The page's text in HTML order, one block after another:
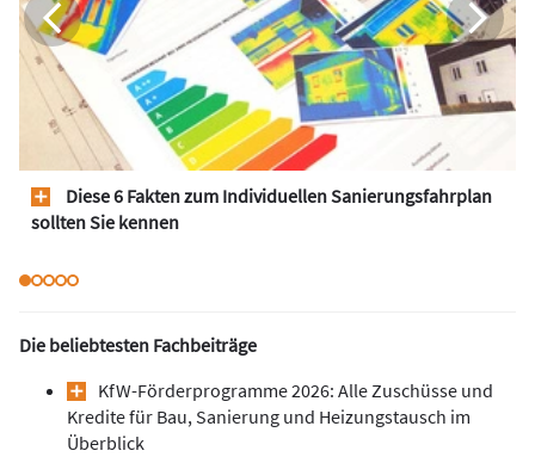
Diese 6 Fakten zum Individuellen Sanierungsfahrplan
sollten Sie kennen
Die beliebtesten Fachbeiträge
KfW-Förderprogramme 2026: Alle Zuschüsse und
Kredite für Bau, Sanierung und Heizungstausch im
Überblick